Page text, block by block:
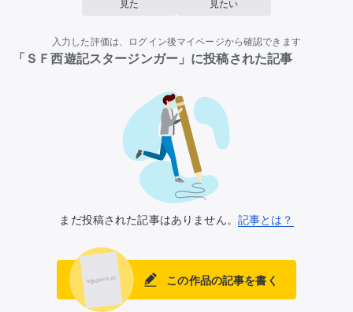
見た 見たい
入力した評価は、ログイン後マイページから確認できます
「ＳＦ西遊記スタージンガー」に投稿された記事
まだ投稿された記事はありません。 記事とは？
この作品の記事を書く